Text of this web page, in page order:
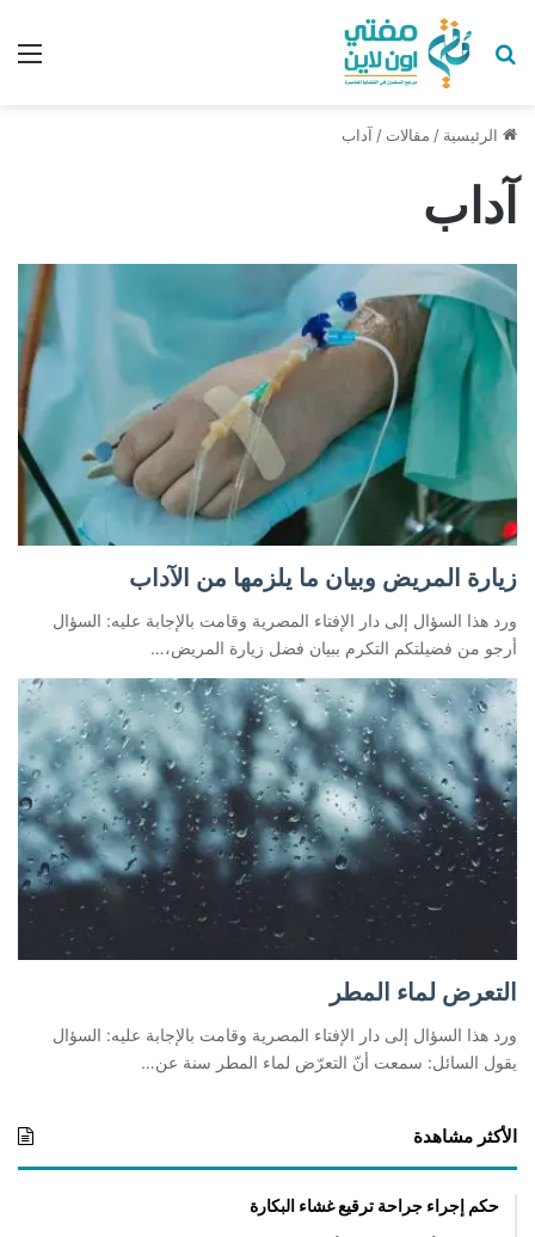
بحث عن
الرئيسية / مقالات / آداب
آداب
زيارة المريض وبيان ما يلزمها من الآداب
ورد هذا السؤال إلى دار الإفتاء المصرية وقامت بالإجابة عليه: السؤال
أرجو من فضيلتكم التكرم ببيان فضل زيارة المريض،…
التعرض لماء المطر
ورد هذا السؤال إلى دار الإفتاء المصرية وقامت بالإجابة عليه: السؤال
يقول السائل: سمعت أنّ التعرّض لماء المطر سنة عن…
الأكثر مشاهدة
حكم إجراء جراحة ترقيع غشاء البكارة